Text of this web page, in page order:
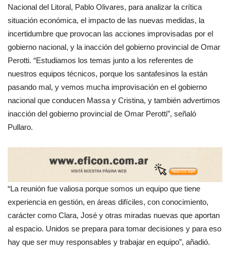
Nacional del Litoral, Pablo Olivares, para analizar la crítica
situación económica, el impacto de las nuevas medidas, la
incertidumbre que provocan las acciones improvisadas por el
gobierno nacional, y la inacción del gobierno provincial de Omar
Perotti. “Estudiamos los temas junto a los referentes de
nuestros equipos técnicos, porque los santafesinos la están
pasando mal, y vemos mucha improvisación en el gobierno
nacional que conducen Massa y Cristina, y también advertimos
inacción del gobierno provincial de Omar Perotti”, señaló
Pullaro.
“La reunión fue valiosa porque somos un equipo que tiene
experiencia en gestión, en áreas difíciles, con conocimiento,
carácter como Clara, José y otras miradas nuevas que aportan
al espacio. Unidos se prepara para tomar decisiones y para eso
hay que ser muy responsables y trabajar en equipo”, añadió.